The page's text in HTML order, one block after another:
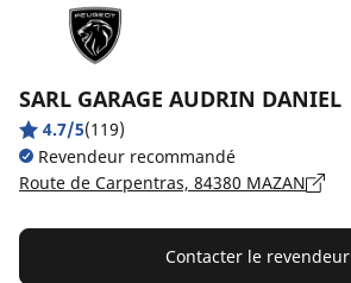
SARL GARAGE AUDRIN DANIEL
4.7/5(119)
Revendeur recommandé
Route de Carpentras, 84380 MAZAN
Contacter le revendeur